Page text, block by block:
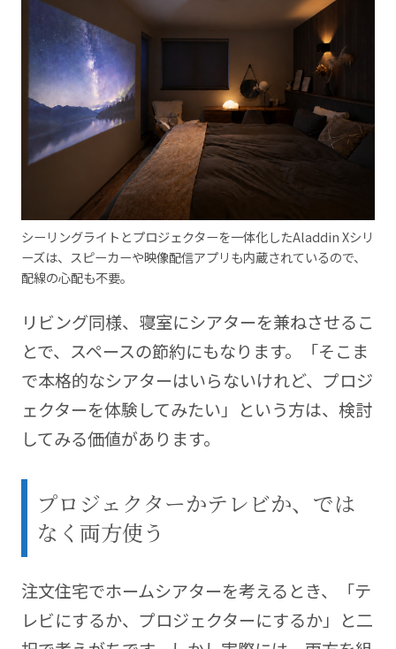
シーリングライトとプロジェクターを一体化したAladdin Xシリ
ーズは、スピーカーや映像配信アプリも内蔵されているので、
配線の心配も不要。
リビング同様、寝室にシアターを兼ねさせるこ
とで、スペースの節約にもなります。「そこま
で本格的なシアターはいらないけれど、プロジ
ェクターを体験してみたい」という方は、検討
してみる価値があります。
プロジェクターかテレビか、では
なく両方使う
注文住宅でホームシアターを考えるとき、「テ
レビにするか、プロジェクターにするか」と二